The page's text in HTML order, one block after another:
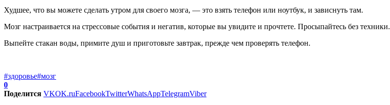
Худшее, что вы можете сделать утром для своего мозга, — это взять телефон или ноутбук, и зависнуть там.
Мозг настраивается на стрессовые события и негатив, которые вы увидите и прочтете. Просыпайтесь без техники.
Выпейте стакан воды, примите душ и приготовьте завтрак, прежде чем проверять телефон.
#здоровье#мозг
0
Поделится VKOK.ruFacebookTwitterWhatsAppTelegramViber